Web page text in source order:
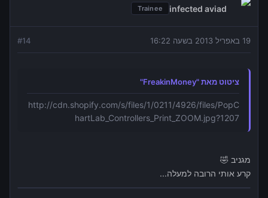
infected aviad
Trainee
19 באפריל 2013 בשעה 16:22 #14
ציטוט מאת "FreakinMoney"
http://cdn.shopify.com/s/files/1/0211/4926/files/PopC
hartLab_Controllers_Print_ZOOM.jpg?1207
מגניב 🤣
קרע אותי הרובה למעלה...